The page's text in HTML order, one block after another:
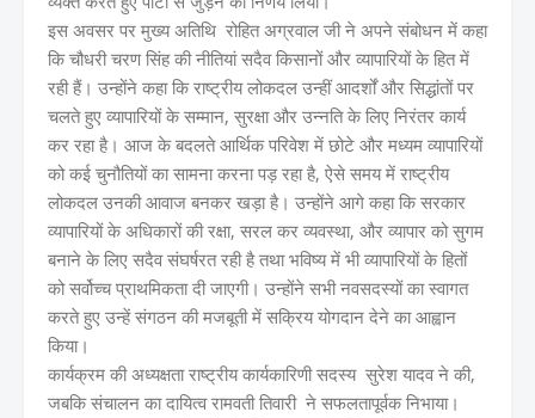
इस अवसर पर मुख्य अतिथि रोहित अग्रवाल जी ने अपने संबोधन में कहा
कि चौधरी चरण सिंह की नीतियां सदैव किसानों और व्यापारियों के हित में
रही हैं। उन्होंने कहा कि राष्ट्रीय लोकदल उन्हीं आदर्शों और सिद्धांतों पर
चलते हुए व्यापारियों के सम्मान, सुरक्षा और उन्नति के लिए निरंतर कार्य
कर रहा है। आज के बदलते आर्थिक परिवेश में छोटे और मध्यम व्यापारियों
को कई चुनौतियों का सामना करना पड़ रहा है, ऐसे समय में राष्ट्रीय
लोकदल उनकी आवाज बनकर खड़ा है। उन्होंने आगे कहा कि सरकार
व्यापारियों के अधिकारों की रक्षा, सरल कर व्यवस्था, और व्यापार को सुगम
बनाने के लिए सदैव संघर्षरत रही है तथा भविष्य में भी व्यापारियों के हितों
को सर्वोच्च प्राथमिकता दी जाएगी। उन्होंने सभी नवसदस्यों का स्वागत
करते हुए उन्हें संगठन की मजबूती में सक्रिय योगदान देने का आह्वान
किया।
कार्यक्रम की अध्यक्षता राष्ट्रीय कार्यकारिणी सदस्य सुरेश यादव ने की,
जबकि संचालन का दायित्व रामवती तिवारी ने सफलतापूर्वक निभाया।